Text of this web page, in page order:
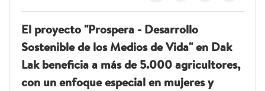
El proyecto "Prospera - Desarrollo
Sostenible de los Medios de Vida" en Dak
Lak beneficia a más de 5.000 agricultores,
con un enfoque especial en mujeres y